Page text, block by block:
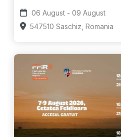
06 August - 09 August
547510 Saschiz, Romania